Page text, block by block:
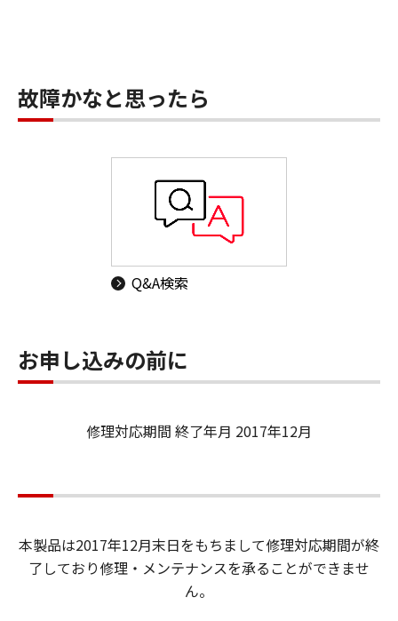
故障かなと思ったら
Q&A検索
お申し込みの前に
修理対応期間 終了年月 2017年12月
本製品は2017年12月末日をもちまして修理対応期間が終
了しており修理・メンテナンスを承ることができませ
ん。